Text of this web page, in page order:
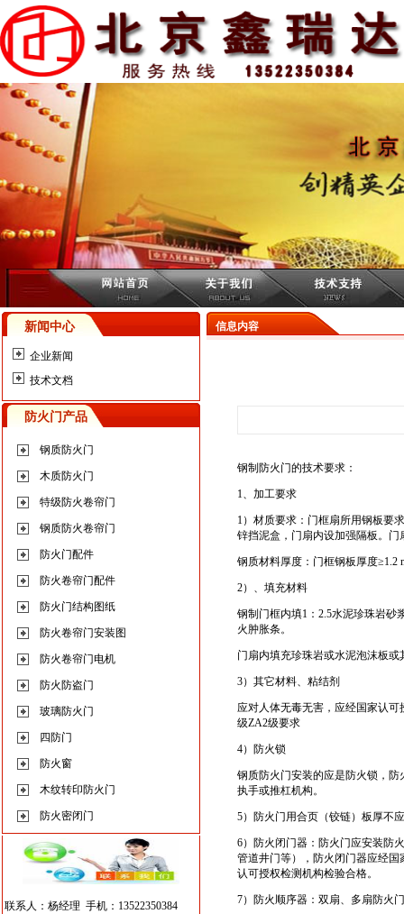
新闻中心
企业新闻
技术文档
防火门产品
钢质防火门
木质防火门
特级防火卷帘门
钢质防火卷帘门
防火门配件
防火卷帘门配件
防火门结构图纸
防火卷帘门安装图
防火卷帘门电机
防火防盗门
玻璃防火门
四防门
防火窗
木纹转印防火门
防火密闭门
联系人：杨经理 手机：13522350384
信息内容
钢制防火门的技术要求：
1、加工要求
1）材质要求：门框扇所用钢板要
锌挡泥盒，门扇内设加强隔板。
钢质材料厚度：门框钢板厚度≥1.2
2）、填充材料
钢制门框内填1：2.5水泥珍珠岩砂
火肿胀条。
门扇内填充珍珠岩或水泥泡沫板
3）其它材料、粘结剂
应对人体无毒无害，应经国家认可
级ZA2级要求
4）防火锁
钢质防火门安装的应是防火锁，
执手或推杠机构。
5）防火门用合页（铰链）板厚不
6）防火闭门器：防火门应安装防
管道井门等），防火闭门器应经
认可授权检测机构检验合格。
7）防火顺序器：双扇、多扇防火